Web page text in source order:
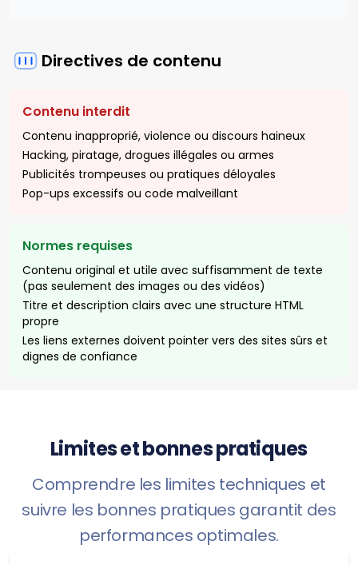
Directives de contenu
Contenu interdit
Contenu inapproprié, violence ou discours haineux
Hacking, piratage, drogues illégales ou armes
Publicités trompeuses ou pratiques déloyales
Pop-ups excessifs ou code malveillant
Normes requises
Contenu original et utile avec suffisamment de texte
(pas seulement des images ou des vidéos)
Titre et description clairs avec une structure HTML
propre
Les liens externes doivent pointer vers des sites sûrs et
dignes de confiance
Limites et bonnes pratiques
Comprendre les limites techniques et
suivre les bonnes pratiques garantit des
performances optimales.